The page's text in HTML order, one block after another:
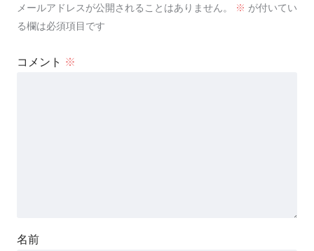
メールアドレスが公開されることはありません。 ※ が付いてい
る欄は必須項目です
コメント ※
名前